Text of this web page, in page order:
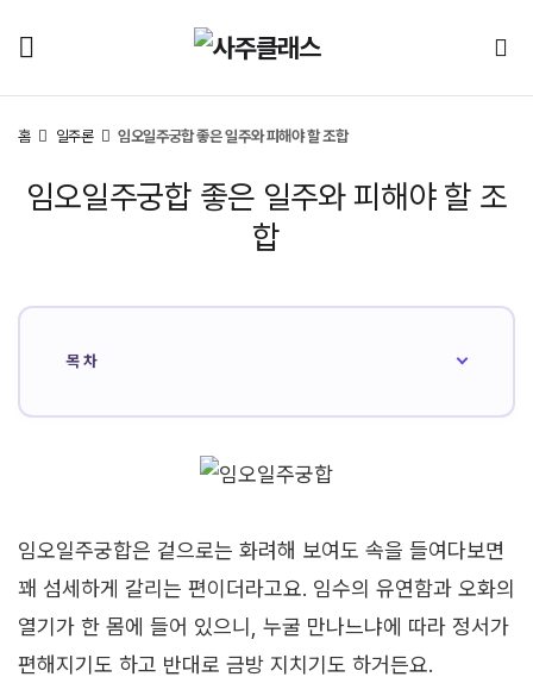
홈 일주론 임오일주궁합 좋은 일주와 피해야 할 조합
임오일주궁합 좋은 일주와 피해야 할 조
합
목차
임오일주궁합은 겉으로는 화려해 보여도 속을 들여다보면
꽤 섬세하게 갈리는 편이더라고요. 임수의 유연함과 오화의
열기가 한 몸에 들어 있으니, 누굴 만나느냐에 따라 정서가
편해지기도 하고 반대로 금방 지치기도 하거든요.